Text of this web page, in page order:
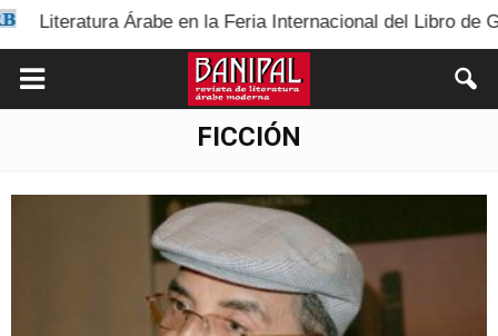
en la Feria Internacional del Libro de Guadalajara 2025
FICCIÓN